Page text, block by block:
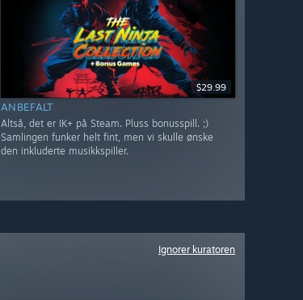
$29.99
ANBEFALT
Altså, det er IK+ på Steam. Pluss bonusspill. ;)
Samlingen funker helt fint, men vi skulle ønske
den inkluderte musikkspiller.
Ignorer kuratoren